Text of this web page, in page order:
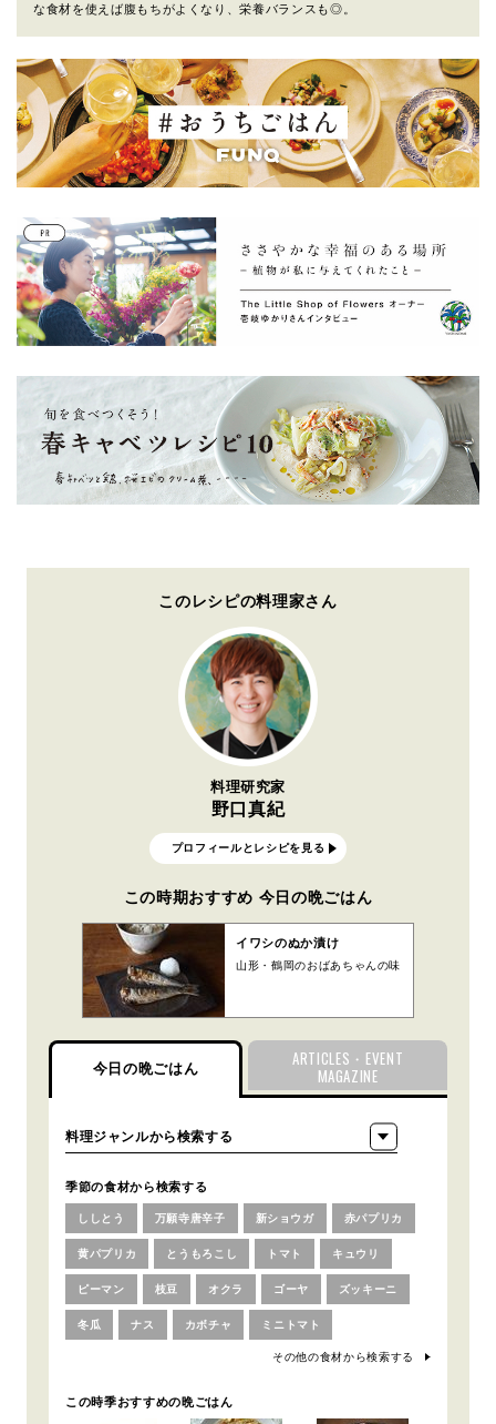
な食材を使えば腹もちがよくなり、栄養バランスも◎。
このレシピの料理家さん
料理研究家
野口真紀
プロフィールとレシピを見る
この時期おすすめ 今日の晩ごはん
イワシのぬか漬け
山形・鶴岡のおばあちゃんの味
今日の晩ごはん
ARTICLES・EVENT
MAGAZINE
季節の食材から検索する
ししとう 万願寺唐辛子 新ショウガ 赤パプリカ
黄パプリカ とうもろこし トマト キュウリ
ピーマン 枝豆 オクラ ゴーヤ ズッキーニ
冬瓜 ナス カボチャ ミニトマト
その他の食材から検索する
この時季おすすめの晩ごはん